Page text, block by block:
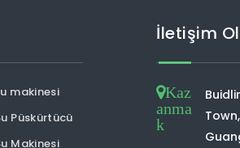
makinesi
Püskürtücü
Makinesi
İletişim
Kaz
anma
k